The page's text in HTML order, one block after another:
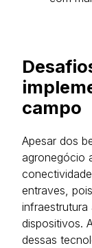
campo
Apesar dos
agronegócio
entraves,
dispositivos.
dessas